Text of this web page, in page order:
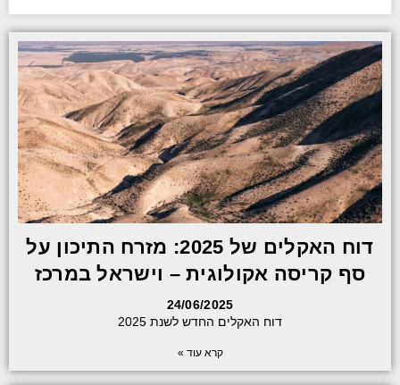
דוח האקלים של 2025: מזרח התיכון על
סף קריסה אקולוגית – וישראל במרכז
24/06/2025
דוח האקלים החדש לשנת 2025
קרא עוד »